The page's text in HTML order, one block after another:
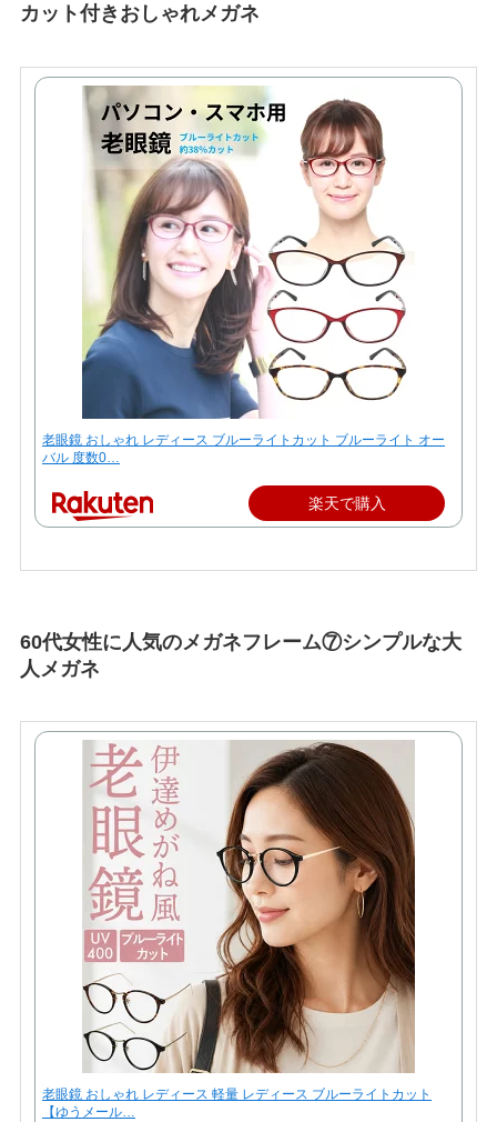
カット付きおしゃれメガネ
老眼鏡 おしゃれ レディース ブルーライトカット ブルーライト オー
バル 度数0…
楽天で購入
60代女性に人気のメガネフレーム⑦シンプルな大
人メガネ
老眼鏡 おしゃれ レディース 軽量 レディース ブルーライトカット
【ゆうメール…